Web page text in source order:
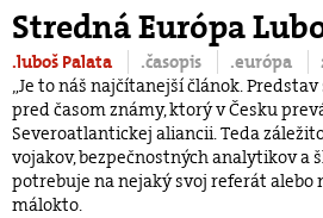
Stredná Európa
.luboš Palata .časopis .európa
„Je to náš najčítanejší článok.
pred časom známy, ktorý v Česku
Severoatlantickej aliancii. Teda
vojakov, bezpečnostných analytikov a
potrebuje na nejaký svoj referát alebo
málokto.